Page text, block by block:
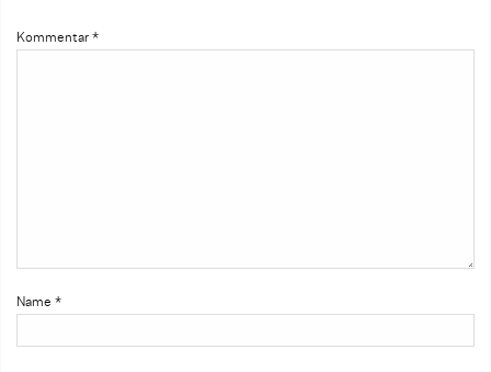
Kommentar *
Name *